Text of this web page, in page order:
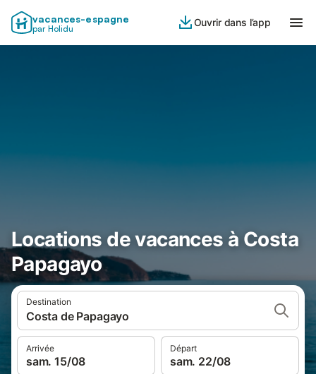
vacances-espagne
par Holidu
Ouvrir dans l’app
Locations de vacances à Costa
Papagayo
Destination
Costa de Papagayo
Arrivée
sam. 15/08
Départ
sam. 22/08